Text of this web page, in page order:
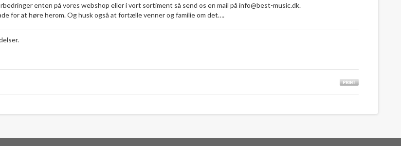
enten på vores webshop eller i vort sortiment så send os en mail på info@best-music.dk.
for at høre herom. Og husk også at fortælle venner og familie om det….